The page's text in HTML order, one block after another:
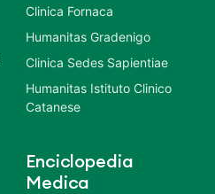
Clinica Fornaca
Humanitas Gradenigo
Clinica Sedes Sapientiae
Humanitas Istituto Clinico
Catanese
Enciclopedia
Medica